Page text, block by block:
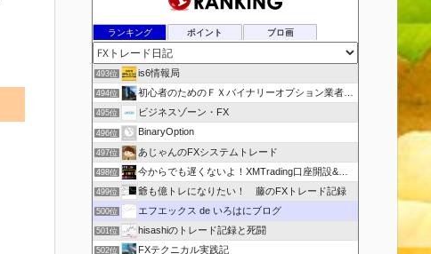
ランキング ポイント ブロ画
493位 is6情報局
494位 初心者のためのＦＸバイナリーオプション業者比較.com
495位 ビジネスゾーン・FX
496位 BinaryOption
497位 あじゃんのFXシステムトレード
498位 今からでも遅くないよ！XMTrading口座開設&攻略ブログ
499位 爺も億トレになりたい！ 藤のFXトレード記録
500位 エフエックス de いろはにブログ
501位 hisashiのトレード記録と死闘
502位 FXテクニカル実践記